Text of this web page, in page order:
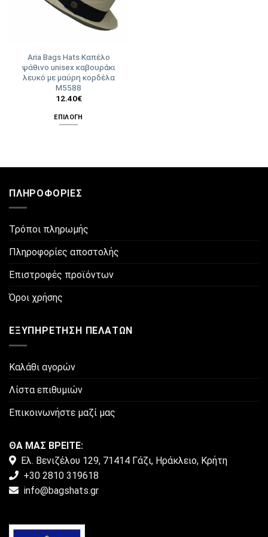
Aria Bags Hats Καπέλο
ψάθινο unisex καβουράκι
λευκό με μαύρη κορδέλα
Μ5588
12.40€
ΕΠΙΛΟΓΉ
έχει
παραλλαγές.
μπορούν
επιλεγούν
στη
σελίδα
ΠΛΗΡΟΦΟΡΊΕΣ
Τρόποι πληρωμής
Πληροφορίες αποστολής
Επιστροφές προϊόντων
Όροι χρήσης
ΕΞΥΠΗΡΈΤΗΣΗ ΠΕΛΑΤΏΝ
Καλάθι αγορών
Λίστα επιθυμιών
Επικοινωνήστε μαζί μας
ΘΑ ΜΑΣ ΒΡΕΙΤΕ:
Ελ. Βενιζέλου 129, 71414 Γάζι, Ηράκλειο, Κρήτη
+30 2810 319618
info@bagshats.gr